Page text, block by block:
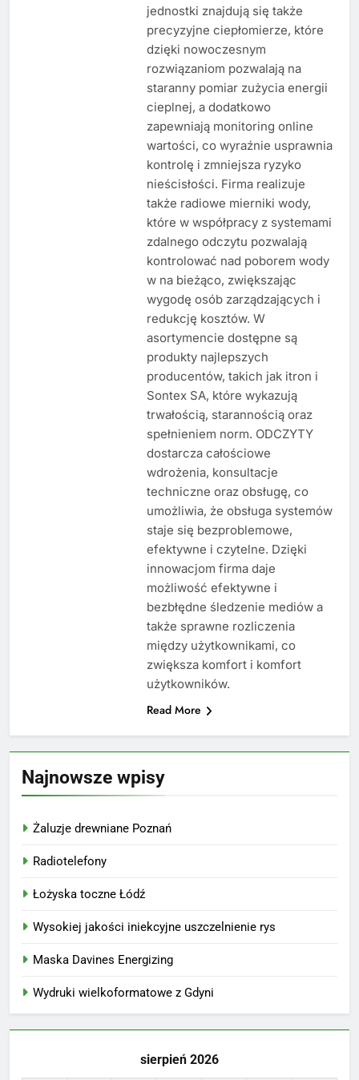
jednostki znajdują się także
precyzyjne ciepłomierze, które
dzięki nowoczesnym
rozwiązaniom pozwalają na
staranny pomiar zużycia energii
cieplnej, a dodatkowo
zapewniają monitoring online
wartości, co wyraźnie usprawnia
kontrolę i zmniejsza ryzyko
nieścisłości. Firma realizuje
także radiowe mierniki wody,
które w współpracy z systemami
zdalnego odczytu pozwalają
kontrolować nad poborem wody
w na bieżąco, zwiększając
wygodę osób zarządzających i
redukcję kosztów. W
asortymencie dostępne są
produkty najlepszych
producentów, takich jak itron i
Sontex SA, które wykazują
trwałością, starannością oraz
spełnieniem norm. ODCZYTY
dostarcza całościowe
wdrożenia, konsultacje
techniczne oraz obsługę, co
umożliwia, że obsługa systemów
staje się bezproblemowe,
efektywne i czytelne. Dzięki
innowacjom firma daje
możliwość efektywne i
bezbłędne śledzenie mediów a
także sprawne rozliczenia
między użytkownikami, co
zwiększa komfort i komfort
użytkowników.
Read More
Najnowsze wpisy
Żaluzje drewniane Poznań
Radiotelefony
Łożyska toczne Łódź
Wysokiej jakości iniekcyjne uszczelnienie rys
Maska Davines Energizing
Wydruki wielkoformatowe z Gdyni
sierpień 2026